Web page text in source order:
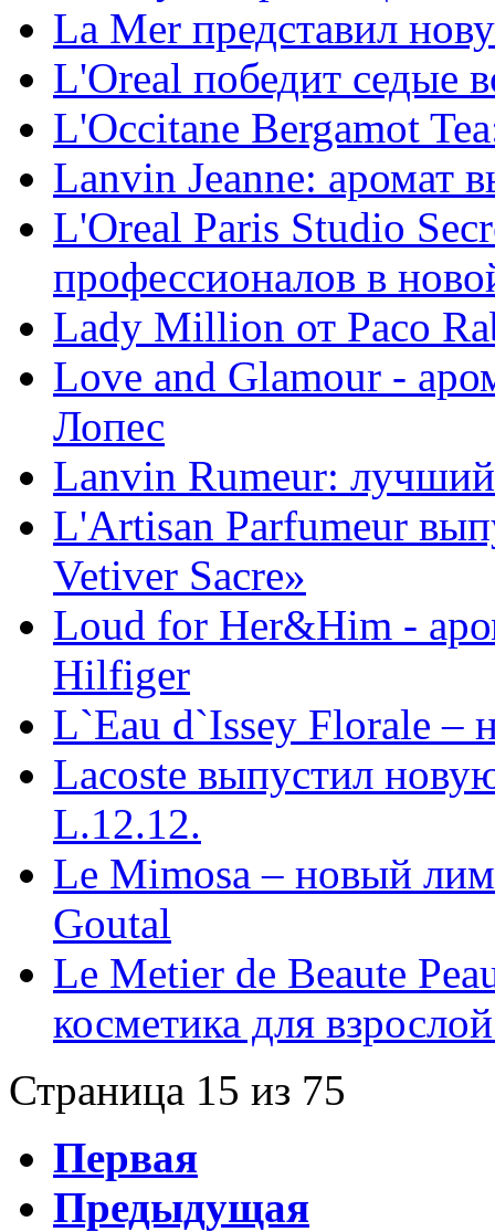
La Mer представил
L'Oreal победит седые
L'Occitane Bergamot
Lanvin Jeanne: аромат
L'Oreal Paris Studio
профессионалов в
Lady Million от Paco
Love and Glamour -
Лопес
Lanvin Rumeur: лучший
L'Artisan Parfumeur
Vetiver Sacre»
Loud for Her&Him -
Hilfiger
L`Eau d`Issey Florale –
Lacoste выпустил
L.12.12.
Le Mimosa – новый
Goutal
Le Metier de Beaute
косметика для
Страница 15 из 75
Первая
Предыдущая